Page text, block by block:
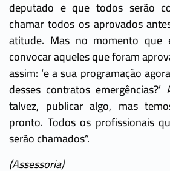
deputado e que todos serão
chamar todos os aprovados
atitude. Mas no momento que
convocar aqueles que foram
assim: ‘e a sua programação
desses contratos
talvez, publicar algo, mas
pronto. Todos os profissionais
serão chamados”.
(Assessoria)